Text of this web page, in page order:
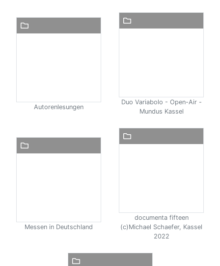
Autorenlesungen
Duo Variabolo - Open-Air -
Mundus Kassel
Messen in Deutschland
documenta fifteen
(c)Michael Schaefer, Kassel
2022